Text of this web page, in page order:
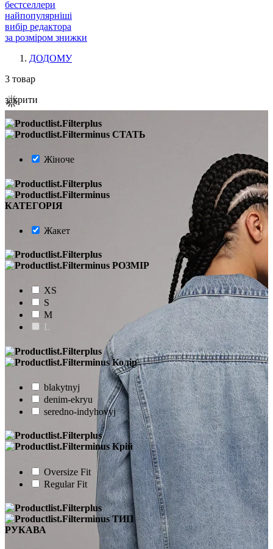
бестселлери
найпопулярніші
вибір редактора
за розміром знижки
ДОДОМУ
3 товар
закрити
СТАТЬ
Жіноче
КАТЕГОРІЯ
Жакет
РОЗМІР
XS
S
M
L
Колір
blakytnyj
denim-ekryu
seredno-indyhovyj
Крій
Oversize Fit
Regular Fit
ТИП
РУКАВА